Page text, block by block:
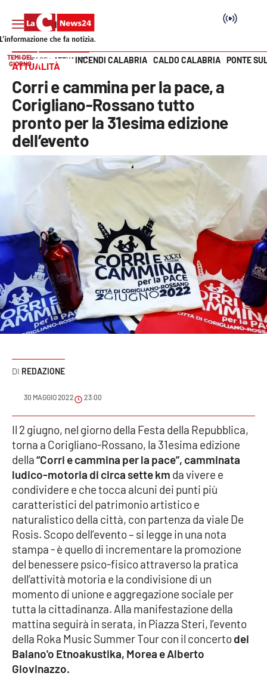
SEZIONI
Cronaca
Politica
Economia e lavoro
Italia Mondo
Sanità
Sport
Cultura
Podcast
Meteo
Editoriali
VIDEO
Ambiente
Cronaca
Cultura
Economia e Lavoro
Politica
Sanità
Vai
TEMI DEL
GIORNO
INCENDI CALABRIA CALDO CALABRIA PONTE
HOME PAGE ATTUALITÀ
ATTUALITÀ
Corri e cammina per la pace, a
Corigliano-Rossano tutto
pronto per la 31esima edizione
dell’evento
REDAZIONE
30 MAGGIO 2022 23:00
Il 2 giugno, nel giorno della Festa della Repubblica,
torna a Corigliano-Rossano, la 31esima edizione
della“Corri e cammina per la pace”, camminata
ludico-motoria di circa sette km da vivere e
condividere e che tocca alcuni dei punti più
caratteristici del patrimonio artistico e
naturalistico della città, con partenza da viale De
Rosis. Scopo dell’evento – si legge in una nota
stampa - è quello di incrementare la promozione
del benessere psico-fisico attraverso la pratica
dell’attività motoria e la condivisione di un
momento di unione e aggregazione sociale per
tutta la cittadinanza. Alla manifestazione della
mattina seguirà in serata, in Piazza Steri, l’evento
della Roka Music Summer Tour con il concertodei
Balano'o Etnoakustika, Morea e Alberto
Giovinazzo.